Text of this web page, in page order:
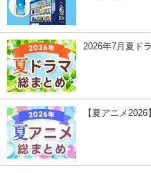
2026年7月夏ド
【夏アニメ